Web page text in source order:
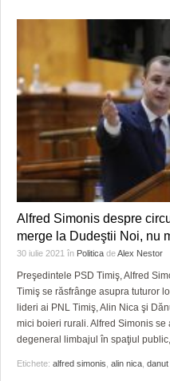
Alfred Simonis despre
merge la Dudeştii Noi, nu
30 iulie 2021 în Politica deAlex Nestor
Preşedintele PSD Timiş, Alfred
Timiş se răsfrânge asupra tuturor
lideri ai PNL Timiş, Alin Nica şi
mici boieri rurali. Alfred Simonis
degeneral limbajul în spaţiul
Etichete: alfred simonis alin nica